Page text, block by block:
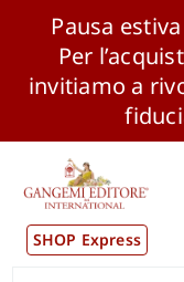
Pausa
Per
invitiamo a
contenuto
SHOP Express
Pubblicazioni